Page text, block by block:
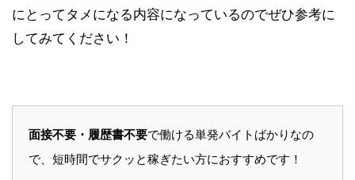
にとってタメになる内容になっているのでぜひ参考に
してみてください！
面接不要・履歴書不要で働ける単発バイトばかりなの
で、短時間でサクッと稼ぎたい方におすすめです！